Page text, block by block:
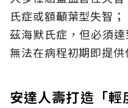
氏症或額顳葉型失智
茲海默氏症，但必須
無法在病程初期即提供
安達人壽打造「